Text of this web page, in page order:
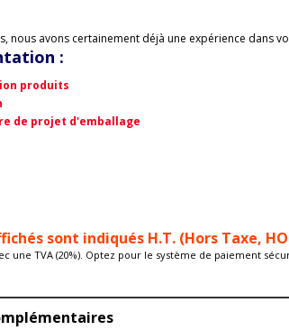
nous avons certainement déjà une expérience dans
:
produits
de projet d'emballage
sont indiqués H.T. (Hors Taxe,
une TVA (20%). Optez pour le système de paiement